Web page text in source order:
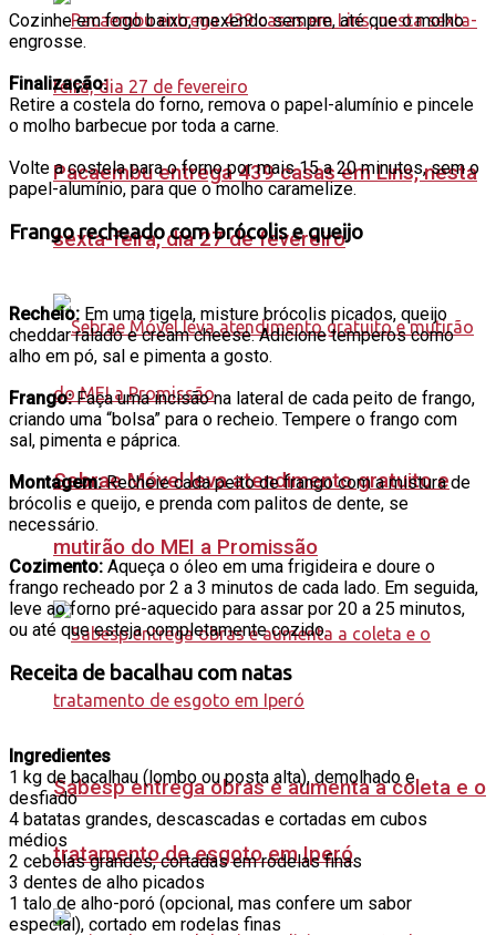
Pacaembu entrega 439 casas em Lins, nesta
sexta-feira, dia 27 de fevereiro
Sebrae Móvel leva atendimento gratuito e
mutirão do MEI a Promissão
Sabesp entrega obras e aumenta a coleta e o
tratamento de esgoto em Iperó
Cozinhe em fogo baixo, mexendo sempre, até que o molho
engrosse.
Finalização:
Retire a costela do forno, remova o papel-alumínio e pincele
o molho barbecue por toda a carne.
Volte a costela para o forno por mais 15 a 20 minutos, sem o
papel-alumínio, para que o molho caramelize.
Frango recheado com brócolis e queijo
Recheio: Em uma tigela, misture brócolis picados, queijo
cheddar ralado e cream cheese. Adicione temperos como
alho em pó, sal e pimenta a gosto.
Frango:Faça uma incisão na lateral de cada peito de frango,
criando uma “bolsa” para o recheio. Tempere o frango com
sal, pimenta e páprica.
Montagem:Recheie cada peito de frango com a mistura de
brócolis e queijo, e prenda com palitos de dente, se
necessário.
Cozimento: Aqueça o óleo em uma frigideira e doure o
frango recheado por 2 a 3 minutos de cada lado. Em seguida,
leve ao forno pré-aquecido para assar por 20 a 25 minutos,
ou até que esteja completamente cozido.
Receita de bacalhau com natas
Ingredientes
1 kg de bacalhau (lombo ou posta alta), demolhado e
desfiado
4 batatas grandes, descascadas e cortadas em cubos
médios
2 cebolas grandes, cortadas em rodelas finas
3 dentes de alho picados
1 talo de alho-poró (opcional, mas confere um sabor
especial), cortado em rodelas finas